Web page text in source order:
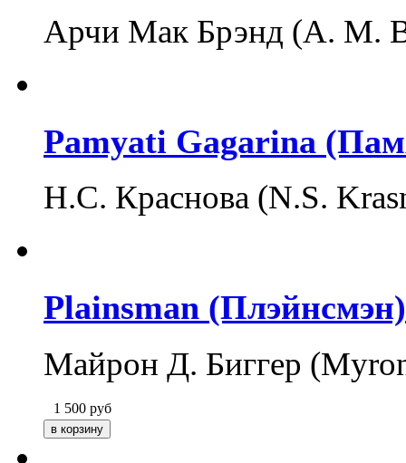
Арчи Мак Брэнд (A. M.
Pamyati Gagarina
Н.С. Краснова (N.S.
Plainsman (Плэйнсмэн)
Майрон Д. Биггер
1 500 руб